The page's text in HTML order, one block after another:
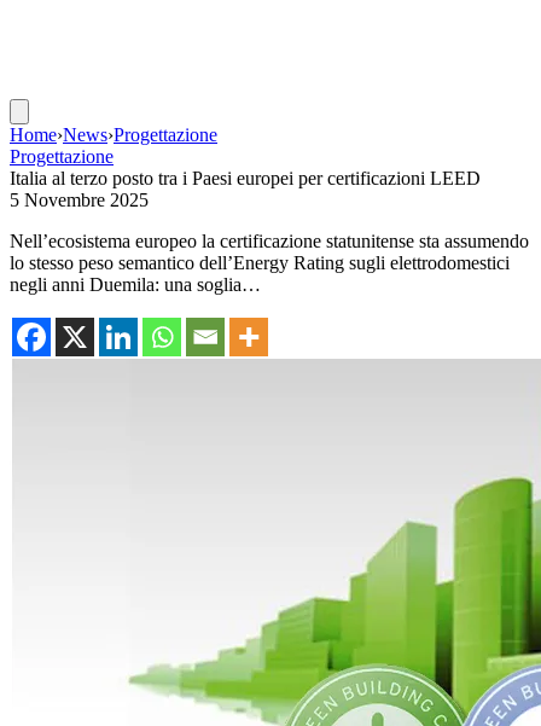
Home›News›Progettazione
Progettazione
Italia al terzo posto tra i Paesi europei per certificazioni LEED
5 Novembre 2025
Nell’ecosistema europeo la certificazione statunitense sta assumendo
lo stesso peso semantico dell’Energy Rating sugli elettrodomestici
negli anni Duemila: una soglia…